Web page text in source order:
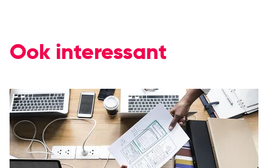
Ook interessant